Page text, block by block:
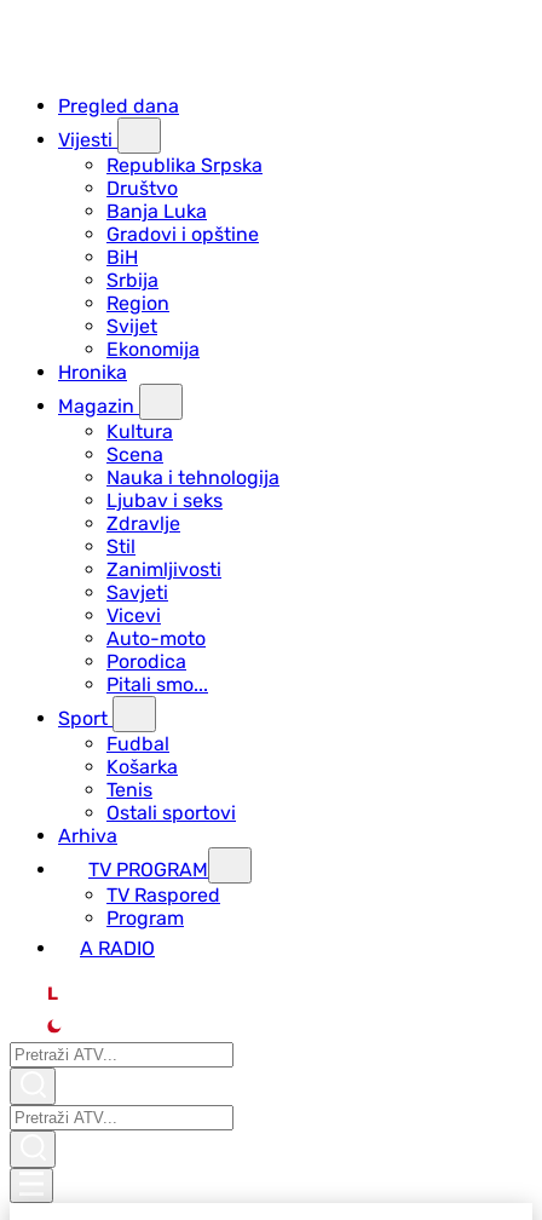
Pregled dana
Vijesti
Republika Srpska
Društvo
Banja Luka
Gradovi i opštine
BiH
Srbija
Region
Svijet
Ekonomija
Hronika
Magazin
Kultura
Scena
Nauka i tehnologija
Ljubav i seks
Zdravlje
Stil
Zanimljivosti
Savjeti
Vicevi
Auto-moto
Porodica
Pitali smo...
Sport
Fudbal
Košarka
Tenis
Ostali sportovi
Arhiva
TV PROGRAM
ТV Raspored
Program
A RADIO
L